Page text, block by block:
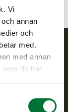
Vi
annan
och
med.
med annan
som de har
viltpolitiken